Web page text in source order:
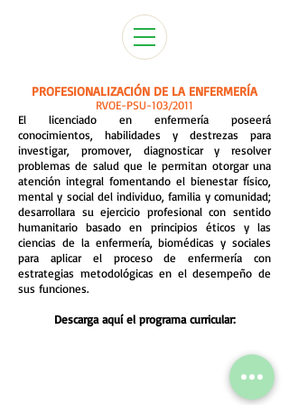
PROFESIONALIZACIÓN DE LA ENFERMERÍA
RVOE-PSU-103/2011
​​El licenciado en enfermería poseerá
conocimientos, habilidades y destrezas para
investigar, promover, diagnosticar y resolver
problemas de salud que le permitan otorgar una
atención integral fomentando el bienestar físico,
mental y social del individuo, familia y comunidad;
desarrollara su ejercicio profesional con sentido
humanitario basado en principios éticos y las
ciencias de la enfermería, biomédicas y sociales
para aplicar el proceso de enfermería con
estrategias metodológicas en el desempeño de
sus funciones.
Descarga aquí el programa curricular:
55-39-61-56-85